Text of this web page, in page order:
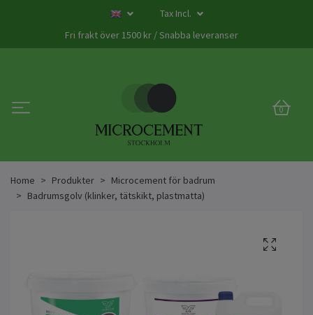
Tax Incl.
Fri frakt över 1500 kr / Snabba leveranser
0
Home Produkter
Microcement för badrum
Badrumsgolv (klinker, tätskikt, plastmatta)